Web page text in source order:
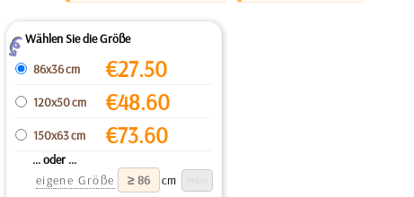
ZWählen Sie die Größe
86x36 cm
€27.50
120x50 cm €48.60
150x63 cm €73.60
... oder ...
eigene Größe
cm